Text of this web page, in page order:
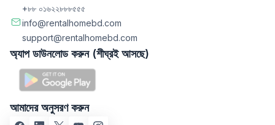
+৮৮ ০১৬২২৮৮৮৫৫৫
info@rentalhomebd.com
support@rentalhomebd.com
অ্যাপ ডাউনলোড করুন (শীঘ্রই আসছে)
আমাদের অনুসরণ করুন